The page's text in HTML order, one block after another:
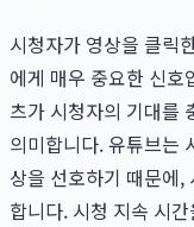
시청자가 영상을 클릭
에게 매우 중요한 신호
츠가 시청자의 기대를
의미합니다. 유튜브는
상을 선호하기 때문에,
합니다. 시청 지속 시